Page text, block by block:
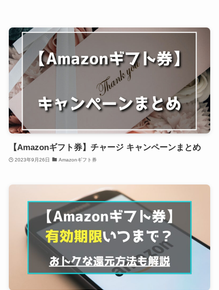
【Amazonギフト券】チャージ キャンペーンまとめ
2023年9月26日 Amazonギフト券